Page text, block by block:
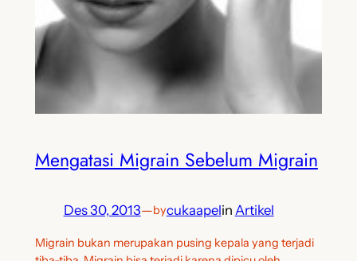
Mengatasi Migrain Sebelum Migrain
Des 30, 2013—bycukaapelin Artikel
Migrain bukan merupakan pusing kepala yang terjadi